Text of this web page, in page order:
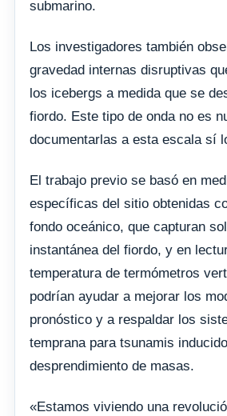
submarino.
Los investigadores también
gravedad internas disruptivas
los icebergs a medida que se
fiordo. Este tipo de onda no es
documentarlas a esta escala sí
El trabajo previo se basó en
específicas del sitio obtenidas
fondo oceánico, que capturan
instantánea del fiordo, y en
temperatura de termómetros
podrían ayudar a mejorar los
pronóstico y a respaldar los
temprana para tsunamis
desprendimiento de masas.
«Estamos viviendo una